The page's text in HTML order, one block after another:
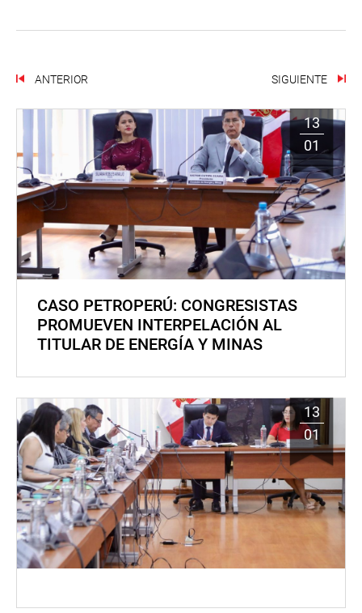
ANTERIOR SIGUIENTE
13
01
CASO PETROPERÚ: CONGRESISTAS
PROMUEVEN INTERPELACIÓN AL
TITULAR DE ENERGÍA Y MINAS
13
01